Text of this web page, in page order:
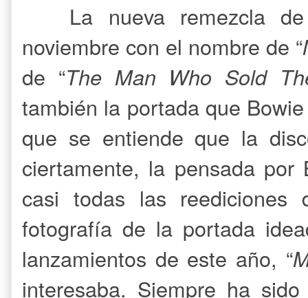
La nueva remezcla
noviembre con el nombre de “
de “The Man Who Sold
también la portada que
que se entiende que la
ciertamente, la pensada
casi todas las
fotografía de la portada
lanzamientos de este año, “
interesaba. Siempre ha